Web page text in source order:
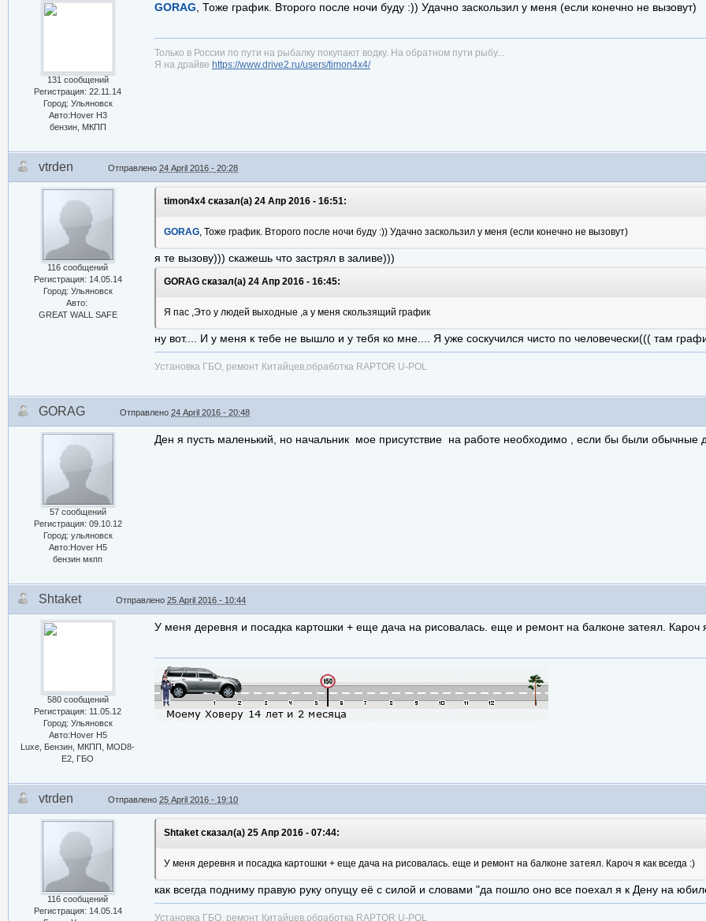
131 сообщений
Регистрация: 22.11.14
Город: Ульяновск
Авто:Hover H3
бензин, МКПП
GORAG , Тоже график. Второго после ночи буду :)) Удачно заскользил у меня (если конечно не вызовут)
Только в России по пути на рыбалку покупают водку. На обратном пути рыбу...
Я на драйве https://www.drive2.ru/users/timon4x4/
vtrden Отправлено 24 April 2016 - 20:28
116 сообщений
Регистрация: 14.05.14
Город: Ульяновск
Авто:
GREAT WALL SAFE
timon4x4 сказал(а) 24 Апр 2016 - 16:51:
GORAG, Тоже график. Второго после ночи буду :)) Удачно заскользил у меня (если конечно не вызовут)
я те вызову))) скажешь что застрял в заливе)))
GORAG сказал(а) 24 Апр 2016 - 16:45:
Я пас ,Это у людей выходные ,а у меня скользящий график
ну вот.... И у меня к тебе не вышло и у тебя ко мне.... Я уже соскучился чисто по человечески((( там
Установка ГБО, ремонт Китайцев,обработка RAPTOR U-POL
GORAG Отправлено 24 April 2016 - 20:48
57 сообщений
Регистрация: 09.10.12
Город: ульяновск
Авто:Hover H5
бензин мкпп
Ден я пусть маленький, но начальник мое присутствие на работе необходимо , если бы были обычные
Shtaket Отправлено 25 April 2016 - 10:44
580 сообщений
Регистрация: 11.05.12
Город: Ульяновск
Авто:Hover H5
Luxe, Бензин, МКПП, MOD8-
E2, ГБО
У меня деревня и посадка картошки + еще дача на рисовалась. еще и ремонт на балконе затеял. Кароч я
vtrden Отправлено 25 April 2016 - 19:10
116 сообщений
Регистрация: 14.05.14
Shtaket сказал(а) 25 Апр 2016 - 07:44:
У меня деревня и посадка картошки + еще дача на рисовалась. еще и ремонт на балконе затеял. Кароч я как всегда :)
как всегда подниму правую руку опущу её с силой и словами "да пошло оно все поехал я к Дену на
Установка ГБО, ремонт Китайцев,обработка RAPTOR U-POL